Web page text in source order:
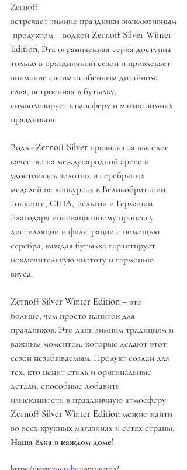
Zernoff
встречает зимние праздники эксклюзивным
продуктом – водкой Zernoff Silver Winter
Edition. Эта ограниченная серия доступна
только в праздничный сезон и привлекает
внимание своим особенным дизайном:
ёлка, встроенная в бутылку,
символизирует атмосферу и магию зимних
праздников.
Водка Zernoff Silver признана за высокое
качество на международной арене и
удостоилась золотых и серебряных
медалей на конкурсах в Великобритании,
Гонконге, США, Бельгии и Германии.
Благодаря инновационному процессу
дистилляции и фильтрации с помощью
серебра, каждая бутылка гарантирует
исключительную чистоту и гармонию
вкуса.
Zernoff Silver Winter Edition – это
больше, чем просто напиток для
праздников. Это дань зимним традициям и
важным моментам, которые делают этот
сезон незабываемым. Продукт создан для
тех, кто ценит стиль и оригинальные
детали, способные добавить
изысканности в праздничную атмосферу.
Zernoff Silver Winter Edition можно найти
во всех крупных магазинах и сетях страны.
Наша ёлка в каждом доме!